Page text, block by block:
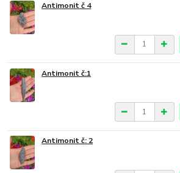
Antimonit č 4
Antimonit č:1
Antimonit č: 2